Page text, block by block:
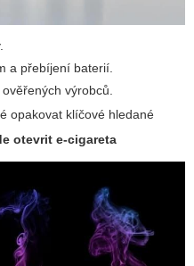
a přebíjení baterií.
výrobců.
opakovat klíčové hledané
otevrit e-cigareta